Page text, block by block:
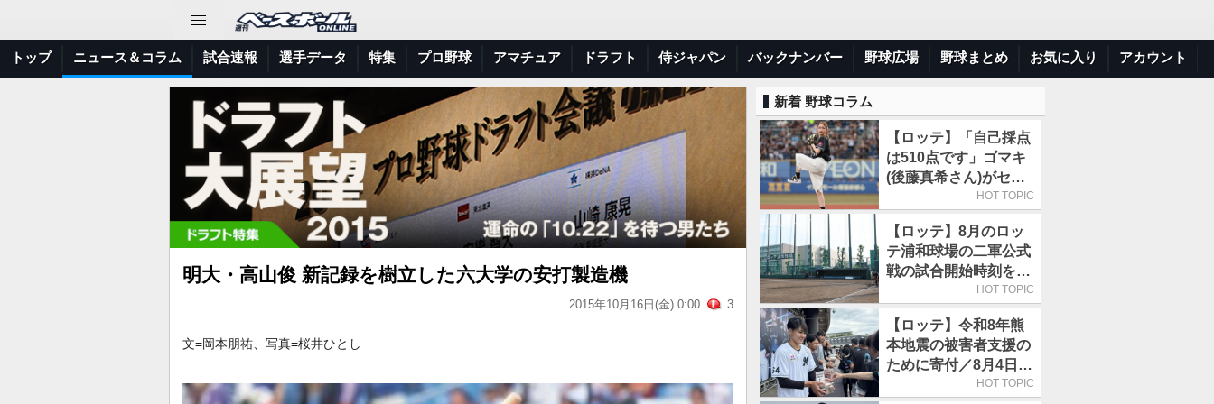
トップ ニュース＆コラム 試合速報 選手データ 特集 プロ野球 アマチュア ドラフト 侍ジャパン バックナンバー 野球広場 野球まとめ お気に入り アカウント
明大・高山俊 新記録を樹立した六大学の安打製造機
2015年10月16日(金) 0:00 3
文=岡本朋祐、写真=桜井ひとし
新着 野球コラム
【ロッテ】「自己採点
は510点です」ゴマキ
(後藤真希さん)がセレ
モニアルピッチHOT TOPIC
【ロッテ】8月のロッ
テ浦和球場の二軍公式
戦の試合開始時刻を午
前10時30分に変更HOT TOPIC
【ロッテ】令和8年熊
本地震の被害者支援の
ために寄付／8月4日に
は選手たちが募金箱を
HOT TOPIC